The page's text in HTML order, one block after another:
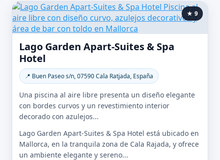
★ 9
Lago Garden Apart-Suites & Spa
Hotel
📍 Buen Paseo s/n, 07590 Cala Ratjada, España
Una piscina al aire libre presenta un diseño elegante
con bordes curvos y un revestimiento interior
decorado con azulejos...
Lago Garden Apart-Suites & Spa Hotel está ubicado en
Mallorca, en la tranquila zona de Cala Rajada, y ofrece
un ambiente elegante y sereno...